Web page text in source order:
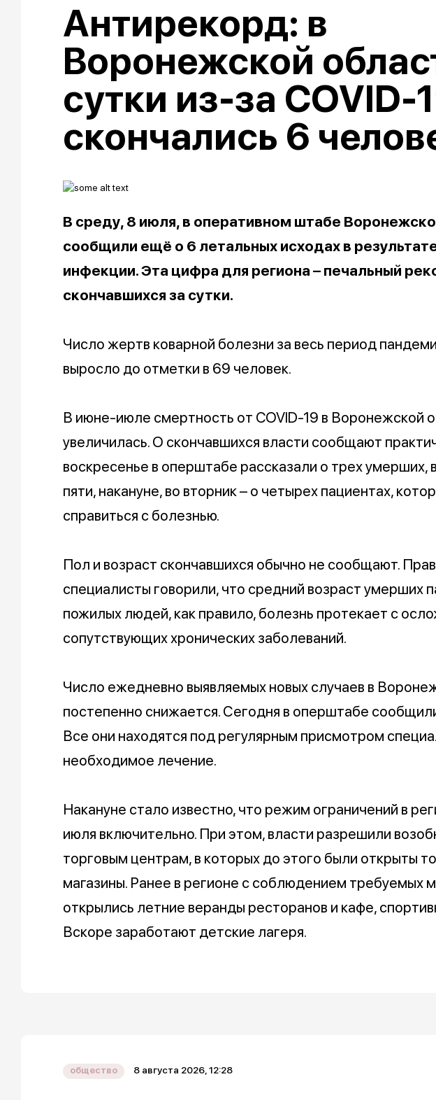
Антирекорд: в
Воронежской
сутки из-за COVID-
скончались 6
В среду, 8 июля, в оперативном штабе
сообщили ещё о 6 летальных исходах в
инфекции. Эта цифра для региона – печальный
скончавшихся за сутки.
Число жертв коварной болезни за весь период
выросло до отметки в 69 человек.
В июне-июле смертность от COVID-19 в Воронежской
увеличилась. О скончавшихся власти сообщают
воскресенье в оперштабе рассказали о трех умерших,
пяти, накануне, во вторник – о четырех пациентах,
справиться с болезнью.
Пол и возраст скончавшихся обычно не сообщают.
специалисты говорили, что средний возраст умерших
пожилых людей, как правило, болезнь протекает с
сопутствующих хронических заболеваний.
Число ежедневно выявляемых новых случаев в
постепенно снижается. Сегодня в оперштабе
Все они находятся под регулярным присмотром
необходимое лечение.
Накануне стало известно, что режим ограничений в
июля включительно. При этом, власти разрешили
торговым центрам, в которых до этого были открыты
магазины. Ранее в регионе с соблюдением требуемых
открылись летние веранды ресторанов и кафе,
Вскоре заработают детские лагеря.
общество 8 августа 2026, 12:28